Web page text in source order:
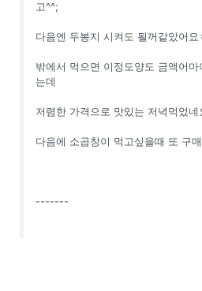
고^^;
다음엔 두봉지 시켜도 될꺼같았어요
밖에서 먹으면 이정도양도 금액어마
는데
저렴한 가격으로 맛있는 저녁먹었네
다음에 소곱창이 먹고싶을때 또 구
-------